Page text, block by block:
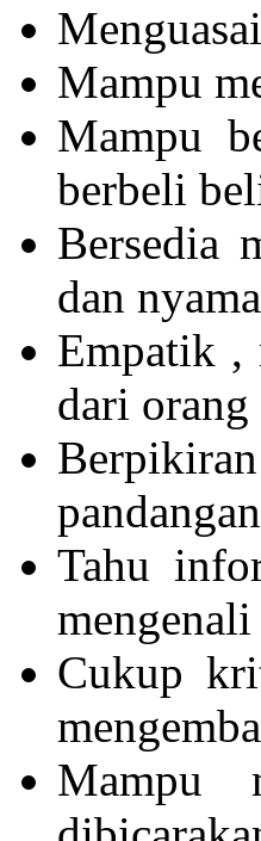
Mampu
Mampu
berbeli
Bersedia
dan
Empatik ,
dari
Tahu
Cukup
Mampu